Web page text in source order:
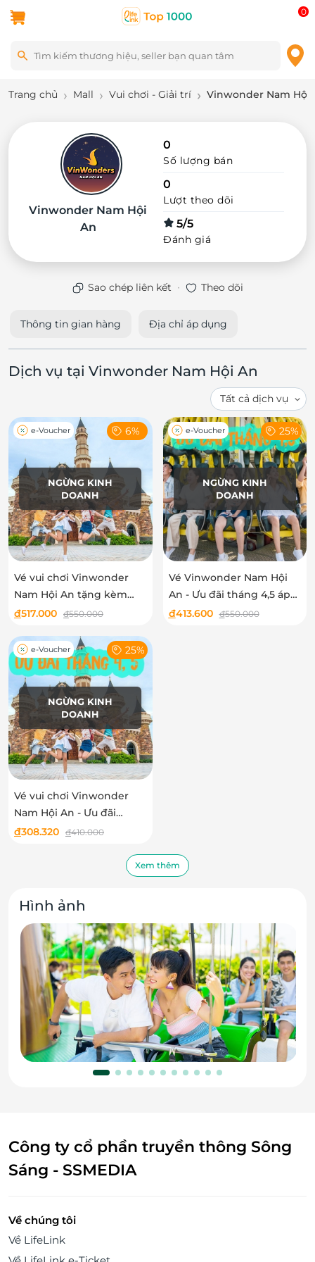
0
Trang chủ Mall Vui chơi - Giải trí Vinwonder Nam Hội
Vinwonder Nam Hội
An
0
Số lượng bán
0
Lượt theo dõi
5/5
Đánh giá
Sao chép liên kết · Theo dõi
Thông tin gian hàng Địa chỉ áp dụng
Dịch vụ tại Vinwonder Nam Hội An
NGỪNG KINH
DOANH
e-Voucher 6%
Vé vui chơi Vinwonder
Nam Hội An tặng kèm
voucher ẩm thực - Áp
đ517.000 đ550.000
NGỪNG KINH
DOANH
e-Voucher 25%
Vé Vinwonder Nam Hội
An - Ưu đãi tháng 4,5 áp
dụng người lớn Cao từ
đ413.600 đ550.000
NGỪNG KINH
DOANH
e-Voucher 25%
Vé vui chơi Vinwonder
Nam Hội An - Ưu đãi
tháng 4,5 áp dụng cho
đ308.320 đ410.000
Xem thêm
Hình ảnh
Công ty cổ phần truyền thông Sông
Sáng - SSMEDIA
Về chúng tôi
Về LifeLink